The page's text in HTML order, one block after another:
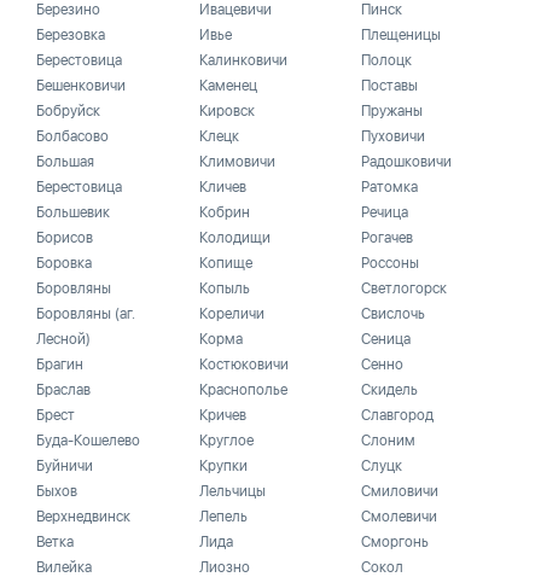
Березино
Березовка
Берестовица
Бешенковичи
Бобруйск
Болбасово
Большая
Берестовица
Большевик
Борисов
Боровка
Боровляны
Боровляны (аг.
Лесной)
Брагин
Браслав
Брест
Буда-Кошелево
Буйничи
Быхов
Верхнедвинск
Ветка
Вилейка
Ивацевичи
Ивье
Калинковичи
Каменец
Кировск
Клецк
Климовичи
Кличев
Кобрин
Колодищи
Копище
Копыль
Кореличи
Корма
Костюковичи
Краснополье
Кричев
Круглое
Крупки
Лельчицы
Лепель
Лида
Лиозно
Пинск
Плещеницы
Полоцк
Поставы
Пружаны
Пуховичи
Радошковичи
Ратомка
Речица
Рогачев
Россоны
Светлогорск
Свислочь
Сеница
Сенно
Скидель
Славгород
Слоним
Слуцк
Смиловичи
Смолевичи
Сморгонь
Сокол